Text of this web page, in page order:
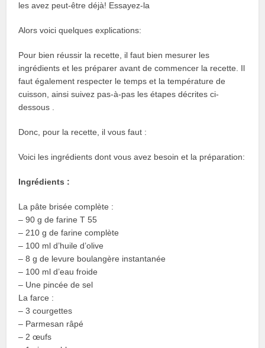
les avez peut-être déjà! Essayez-la
Alors voici quelques explications:
Pour bien réussir la recette, il faut bien mesurer les
ingrédients et les préparer avant de commencer la recette. Il
faut également respecter le temps et la température de
cuisson, ainsi suivez pas-à-pas les étapes décrites ci-
dessous .
Donc, pour la recette, il vous faut :
Voici les ingrédients dont vous avez besoin et la préparation:
Ingrédients :
La pâte brisée complète :
– 90 g de farine T 55
– 210 g de farine complète
– 100 ml d’huile d’olive
– 8 g de levure boulangère instantanée
– 100 ml d’eau froide
– Une pincée de sel
La farce :
– 3 courgettes
– Parmesan râpé
– 2 œufs